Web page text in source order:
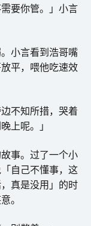
要你管。」小言
小言看到浩哥嘴
平，喂他吃速效
不知所措，哭着
上呢。」
事。过了一个小
自己不懂事，这
真是没用」的时
。